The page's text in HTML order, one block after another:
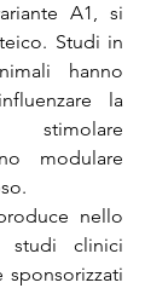
A1, si
Studi in
hanno
la
stimolare
modulare
nello
studi clinici